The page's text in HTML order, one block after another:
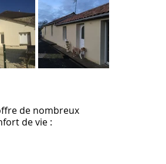
de nombreux
de vie :